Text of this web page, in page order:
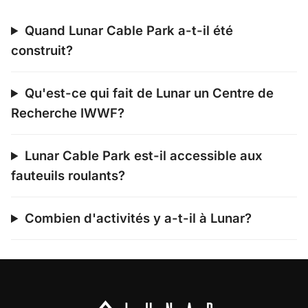
Quand Lunar Cable Park a-t-il été
construit?
Qu'est-ce qui fait de Lunar un Centre de
Recherche IWWF?
Lunar Cable Park est-il accessible aux
fauteuils roulants?
Combien d'activités y a-t-il à Lunar?